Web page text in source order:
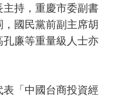
持，重慶市委副書
國民黨前副主席胡
廉等重量級人士亦
「中國台商投資經